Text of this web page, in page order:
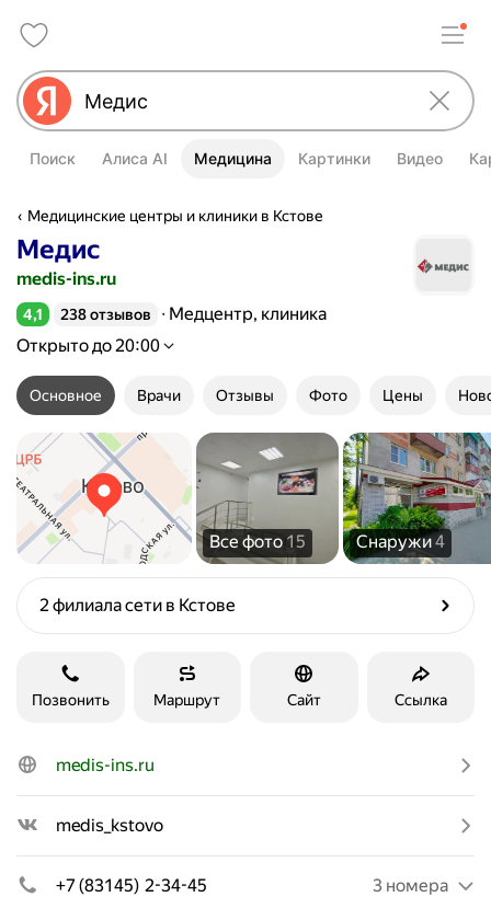
Поиск Алиса AI Медицина Картинки Видео
Медицинские центры и клиники в Кстове
Медис
medis-ins.ru
Рейтинг 4,1 из 5
4,1 238 отзывов
Медцентр, клиника
Открыто до 20:00
Основное Врачи Отзывы Фото Цены
Все фото 15 Снаружи4
2 филиала сети в Кстове
Позвонить Маршрут Сайт Ссылка
medis-ins.ru
medis_kstovo
+7 (83145) 2-34-45 3 номера